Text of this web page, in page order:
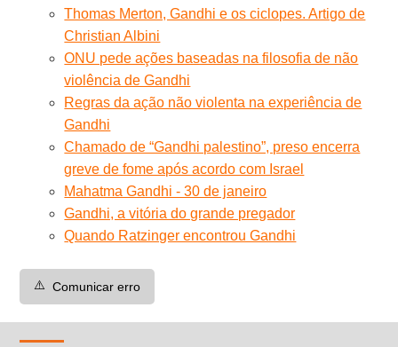
Thomas Merton, Gandhi e os ciclopes. Artigo de
Christian Albini
ONU pede ações baseadas na filosofia de não
violência de Gandhi
Regras da ação não violenta na experiência de
Gandhi
Chamado de “Gandhi palestino”, preso encerra
greve de fome após acordo com Israel
Mahatma Gandhi - 30 de janeiro
Gandhi, a vitória do grande pregador
Quando Ratzinger encontrou Gandhi
⚠️ Comunicar erro